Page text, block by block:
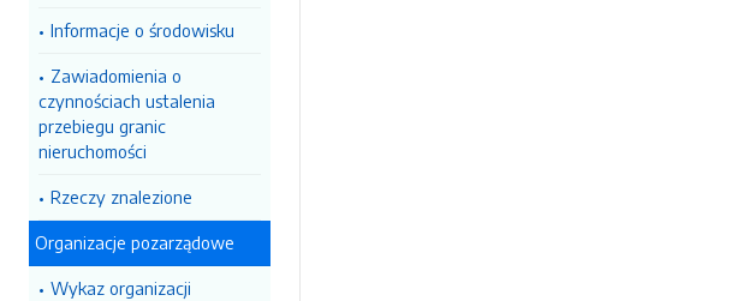
Informacje o środowisku
Zawiadomienia o
czynnościach ustalenia
przebiegu granic
nieruchomości
Rzeczy znalezione
Organizacje pozarządowe
Wykaz organizacji